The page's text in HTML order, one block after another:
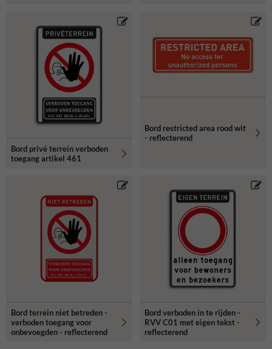
Bord privé terrein verboden
toegang artikel 461
Bord restricted area rood wit
- reflecterend
Bord terrein niet betreden -
verboden toegang voor
onbevoegden - reflecterend
Bord verboden in te rijden -
RVV C01 met eigen tekst -
reflecterend